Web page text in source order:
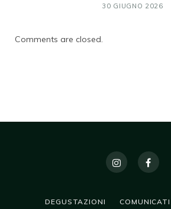
30 GIUGNO 2026
Comments are closed.
DEGUSTAZIONI